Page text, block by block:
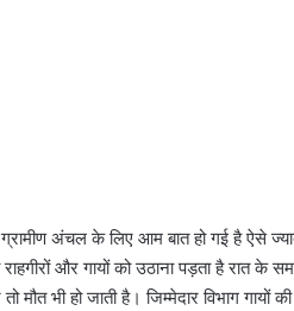
अंचल के लिए आम बात हो गई है ऐसे
राहगीरों और गायों को उठाना पड़ता है
मौत भी हो जाती है। जिम्मेदार विभाग